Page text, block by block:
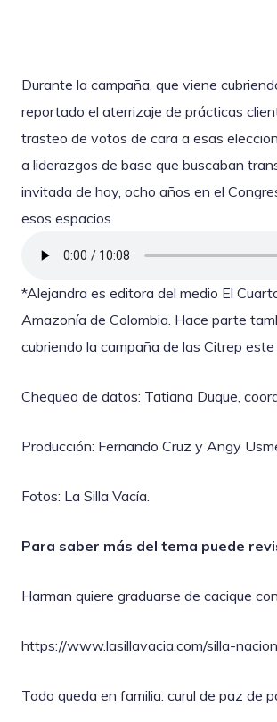
Durante la campaña, que viene
reportado el aterrizaje de prácticas
trasteo de votos de cara a esas
a liderazgos de base que buscaban
invitada de hoy, ocho años en el
esos espacios.
*Alejandra es editora del medio El
Amazonía de Colombia. Hace parte
cubriendo la campaña de las Citrep este
Chequeo de datos: Tatiana Duque,
Producción: Fernando Cruz y Angy
Fotos: La Silla Vacía.
Para saber más del tema puede
Harman quiere graduarse de cacique
https://www.lasillavacia.com/silla-
Todo queda en familia: curul de paz de